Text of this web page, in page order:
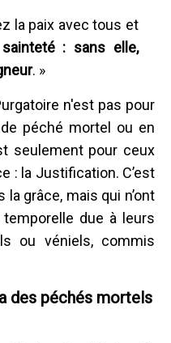
la paix avec tous et
sainteté : sans elle,
. »
n'est pas pour
péché mortel ou en
seulement pour ceux
: la Justification. C’est
grâce, mais qui n’ont
due à leurs
ou véniels, commis
des péchés mortels